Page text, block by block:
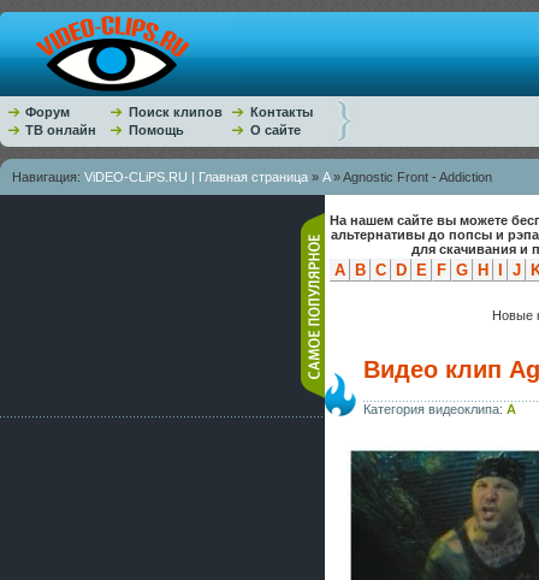
Форум Поиск клипов
Контакты
ТВ онлайн
Помощь О сайте
Навигация: ViDEO-CLiPS.RU | Главная страница » A» Agnostic Front - Addiction
На нашем сайте вы можете
альтернативы до попсы и
для скачивания и
A B C D E F G H J
Новые
Видео клип
Категория видеоклипа: A